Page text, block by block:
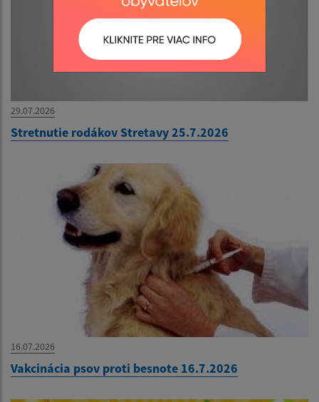
29.07.2026
Stretnutie rodákov Stretavy 25.7.2026
16.07.2026
Vakcinácia psov proti besnote 16.7.2026